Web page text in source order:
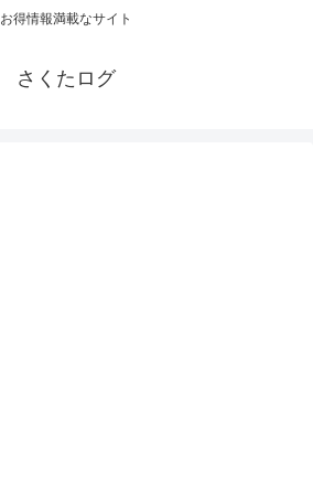
お得情報満載なサイト
さくたログ